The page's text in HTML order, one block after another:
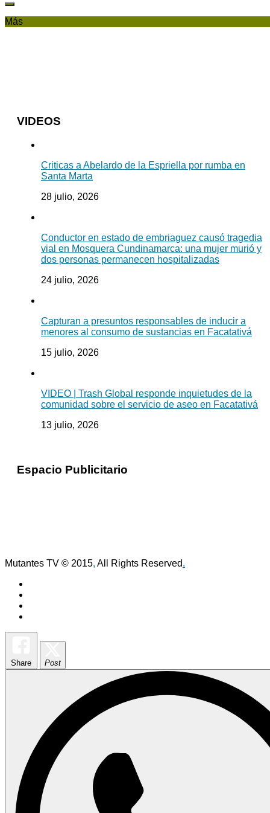
Más
VIDEOS
Criticas a Abelardo de la Espriella por rumba en
Santa Marta
28 julio, 2026
Conductor en estado de embriaguez causó tragedia
vial en Mosquera Cundinamarca: una mujer murió y
dos personas permanecen hospitalizadas
24 julio, 2026
Capturan a presuntos responsables de inducir a
menores al consumo de sustancias en Facatativá
15 julio, 2026
VIDEO | Trash Global responde inquietudes de la
comunidad sobre el servicio de aseo en Facatativá
13 julio, 2026
Espacio Publicitario
Mutantes TV © 2015, All Rights Reserved.
Share Post